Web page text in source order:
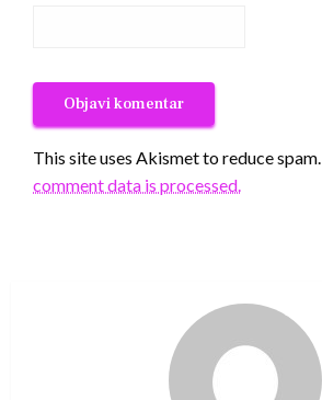
This site uses Akismet to reduce spam.
comment data is processed.